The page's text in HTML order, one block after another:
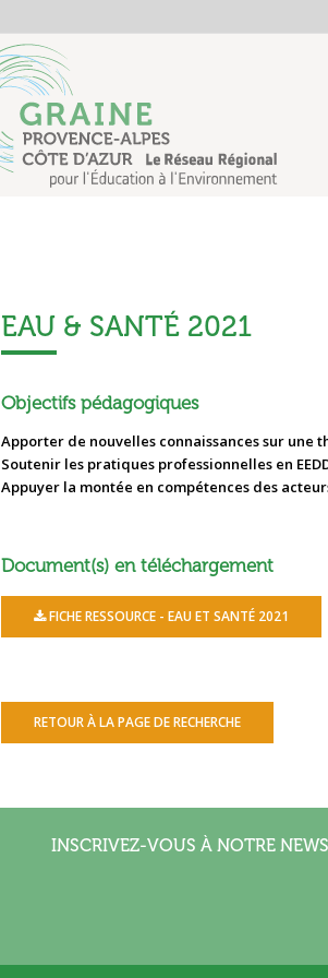
EAU & SANTÉ 2021
Objectifs pédagogiques
Apporter de nouvelles connaissances sur une
Soutenir les pratiques professionnelles en
Appuyer la montée en compétences des
Document(s) en téléchargement
FICHE RESSOURCE - EAU ET SANTÉ 2021
RETOUR À LA PAGE DE RECHERCHE
INSCRIVEZ-VOUS À NOTRE